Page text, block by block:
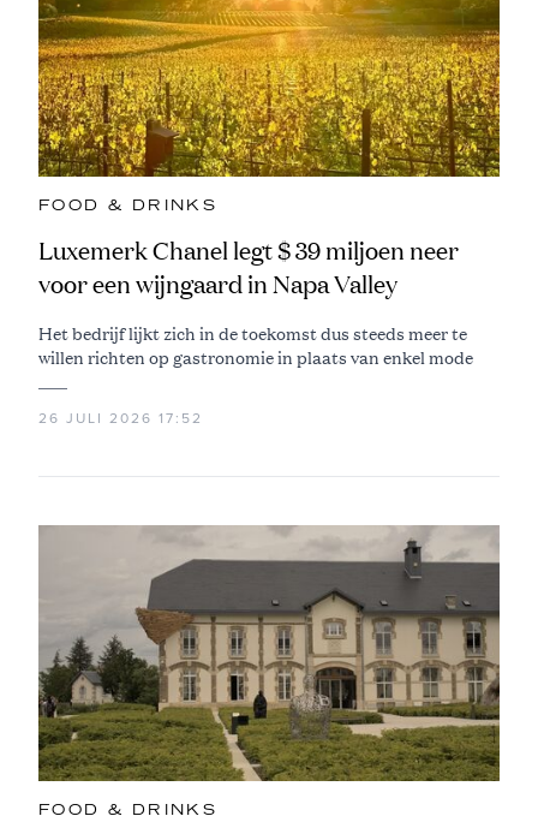
FOOD & DRINKS
Luxemerk Chanel legt $ 39 miljoen neer
voor een wijngaard in Napa Valley
Het bedrijf lijkt zich in de toekomst dus steeds meer te
willen richten op gastronomie in plaats van enkel mode
26 JULI 2026 17:52
FOOD & DRINKS